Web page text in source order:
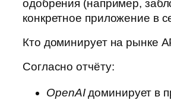
одобрения (например,
конкретное приложение в
Кто доминирует на рынке
Согласно отчёту:
OpenAIдоминирует в